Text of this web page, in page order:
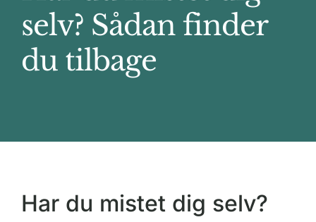
selv? Sådan finder
du tilbage
Har du mistet dig selv?